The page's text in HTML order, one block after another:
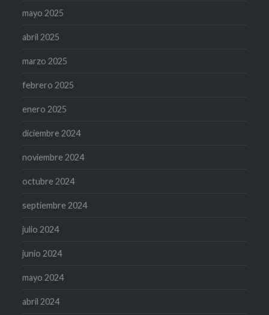
mayo 2025
abril 2025
marzo 2025
febrero 2025
enero 2025
diciembre 2024
noviembre 2024
octubre 2024
septiembre 2024
julio 2024
junio 2024
mayo 2024
abril 2024